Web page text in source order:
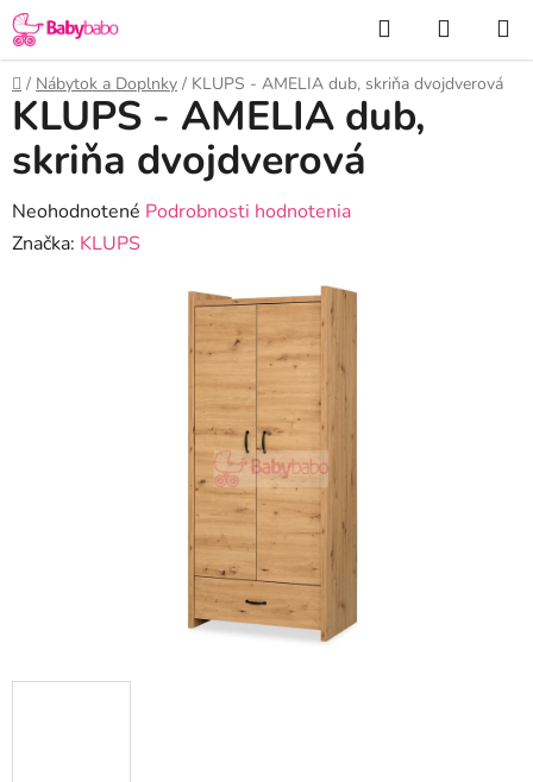
Prejsť
na
obsah
Hľadať
KOŠÍK
Domov
/ Nábytok a Doplnky / KLUPS - AMELIA dub, skriňa dvojdverová
KLUPS - AMELIA dub,
skriňa dvojdverová
Priemerné
hodnotenie
Neohodnotené Podrobnosti hodnotenia
Značka: KLUPS